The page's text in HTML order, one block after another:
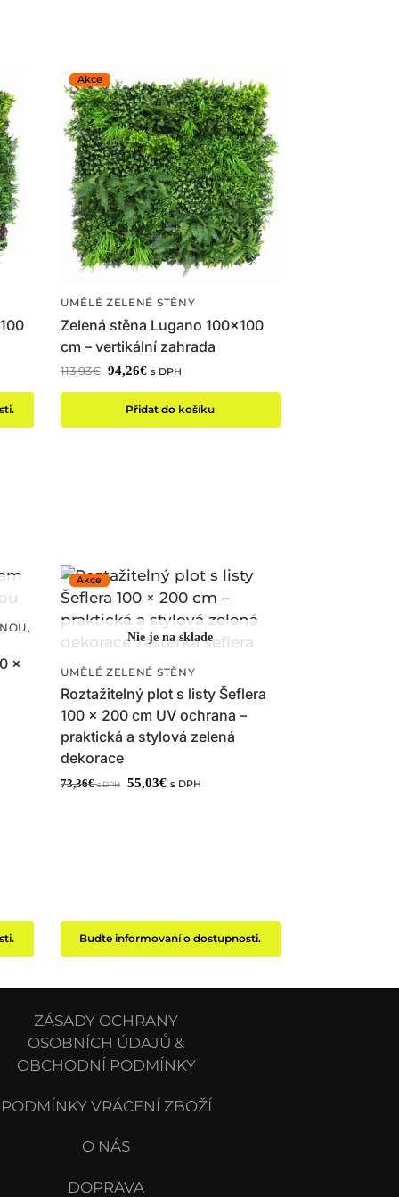
UMĚLÉ ZELENÉ STĚNY
Zelená stěna Lugano 100×100
cm – vertikální zahrada
113,93€ 94,26€ s DPH
Přidat do košíku
,
x
UMĚLÉ ZELENÉ STĚNY
Roztažitelný plot s listy Šeflera
100 × 200 cm UV ochrana –
praktická a stylová zelená
dekorace
73,36€ s DPH 55,03€ s DPH
Buďte informovaní o dostupnosti.
ZÁSADY OCHRANY
OSOBNÍCH ÚDAJŮ &
OBCHODNÍ PODMÍNKY
PODMÍNKY VRÁCENÍ ZBOŽÍ
O NÁS
DOPRAVA